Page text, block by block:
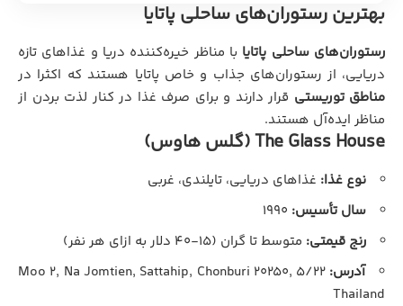
بهترین رستوران‌های ساحلی پاتایا
رستوران‌های ساحلی پاتایا با مناظر خیره‌کننده دریا و غذاهای تازه
دریایی، از رستوران‌های جذاب و خاص پاتایا هستند که اکثرا در
مناطق توریستی قرار دارند و برای صرف غذا در کنار لذت بردن از
مناظر ایده‌آل هستند.
The Glass House (گلس هاوس)
نوع غذا: غذاهای دریایی، تایلندی، غربی
سال تأسیس:
رنج قیمتی: متوسط تا گران (۱۵-۴۰ دلار به ازای هر نفر)
آدرس:
۵/۲۲ Moo ۲, Na Jomtien, Sattahip, Chonburi ۲۰۲۵۰,
Thailand